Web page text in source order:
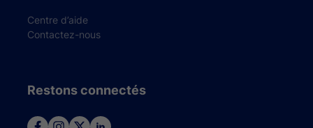
Centre d’aide
Contactez-nous
Restons connectés